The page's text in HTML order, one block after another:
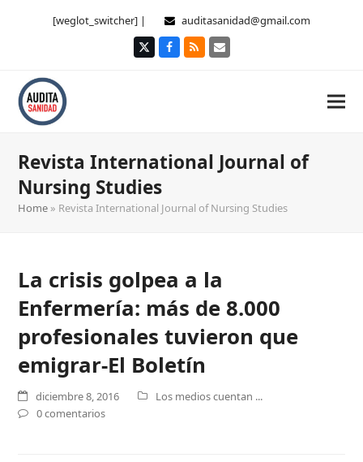
[weglot_switcher] | auditasanidad@gmail.com
TwitterFacebook
RSS Correo
Revista International Journal of
Nursing Studies
Home » Revista International Journal of Nursing Studies
La crisis golpea a la
Enfermería: más de 8.000
profesionales tuvieron que
emigrar-El Boletín
diciembre 8, 2016
Los medios cuentan ...
0 comentarios